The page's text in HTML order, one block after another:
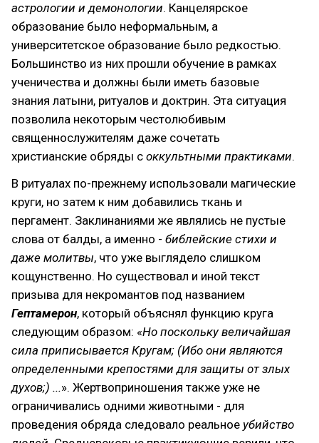
астрологии и демонологии. Канцелярское
образование было неформальным, а
университетское образование было редкостью.
Большинство из них прошли обучение в рамках
ученичества и должны были иметь базовые
знания латыни, ритуалов и доктрин. Эта ситуация
позволила некоторым честолюбивым
священнослужителям даже сочетать
христианские обряды с оккультными практиками.
В ритуалах по-прежнему использовали магические
круги, но затем к ним добавились ткань и
пергамент. Заклинаниями же являлись не пустые
слова от балды, а именно - библейские стихи и
даже молитвы, что уже выглядело слишком
кощунственно. Но существовал и иной текст
призыва для некромантов под названием
Гептамерон, который объяснял функцию круга
следующим образом: «Но поскольку величайшая
сила приписывается Кругам; (Ибо они являются
определенными крепостями для защиты от злых
духов;) ...». Жертвоприношения также уже не
ограничивались одними животными - для
проведения обряда следовало реальное убийство